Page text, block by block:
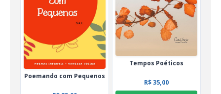
Poemando com Pequenos
Tempos Poéticos
R$ 35,00